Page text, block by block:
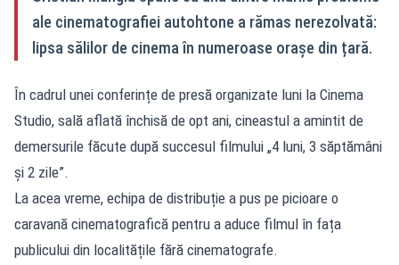
ale cinematografiei autohtone a rămas nerezolvată:
lipsa sălilor de cinema în numeroase orașe din țară.
În cadrul unei conferințe de presă organizate luni la Cinema
Studio, sală aflată închisă de opt ani, cineastul a amintit de
demersurile făcute după succesul filmului „4 luni, 3 săptămâni
și 2 zile”.
La acea vreme, echipa de distribuție a pus pe picioare o
caravană cinematografică pentru a aduce filmul în fața
publicului din localitățile fără cinematografe.